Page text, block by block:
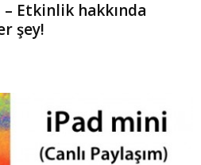
Etkinlik hakkında
şey!